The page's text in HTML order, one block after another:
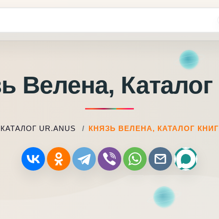
Велена, Каталог
КАТАЛОГ UR.ANUS КНЯЗЬ ВЕЛЕНА, КАТАЛОГ КНИГ